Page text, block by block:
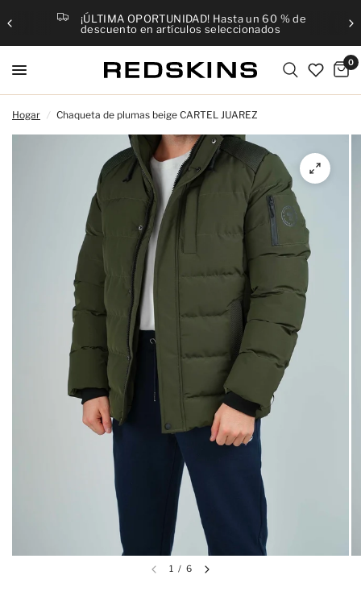
¡ÚLTIMA OPORTUNIDAD! Hasta un 60 % de
descuento en artículos seleccionados
0
Hogar / Chaqueta de plumas beige CARTEL JUAREZ
1 / 6